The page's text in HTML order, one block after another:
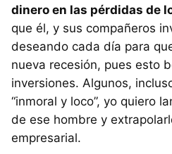
dinero en las pérdidas de
que él, y sus compañeros
deseando cada día para
nueva recesión, pues esto
inversiones. Algunos,
“inmoral y loco”, yo quiero
de ese hombre y
empresarial.